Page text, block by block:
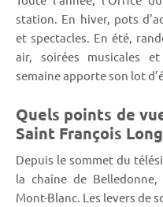
station. En hiver, pots
et spectacles. En été,
air, soirées musicales
semaine apporte son lot
Quels points de
Saint François
Depuis le sommet du
la chaîne de
Mont-Blanc. Les levers de